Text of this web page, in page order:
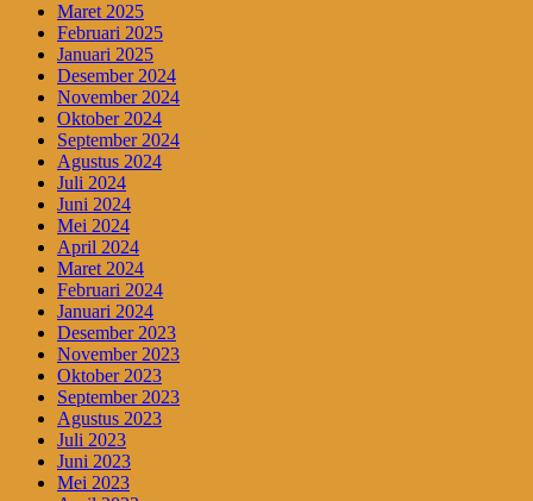
Maret 2025
Februari 2025
Januari 2025
Desember 2024
November 2024
Oktober 2024
September 2024
Agustus 2024
Juli 2024
Juni 2024
Mei 2024
April 2024
Maret 2024
Februari 2024
Januari 2024
Desember 2023
November 2023
Oktober 2023
September 2023
Agustus 2023
Juli 2023
Juni 2023
Mei 2023